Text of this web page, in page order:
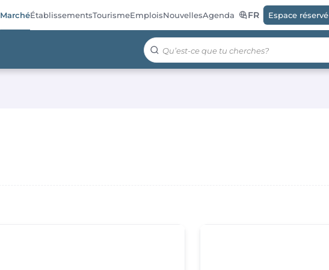
MarchéÉtablissementsTourismeEmploisNouvellesAgenda FR Espace réservé